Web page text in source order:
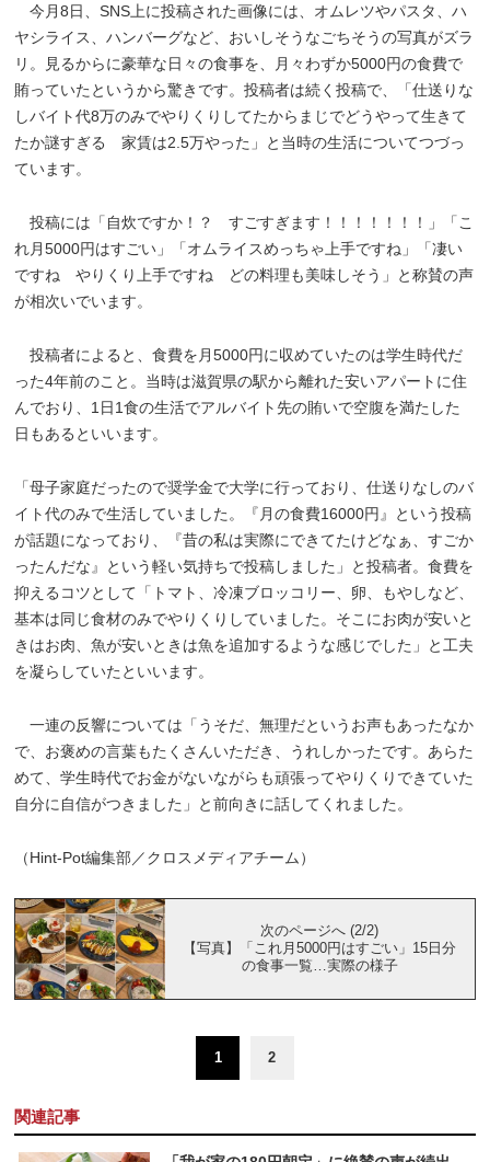
今月8日、SNS上に投稿された画像には、オムレツやパスタ、ハ
ヤシライス、ハンバーグなど、おいしそうなごちそうの写真がズラ
リ。見るからに豪華な日々の食事を、月々わずか5000円の食費で
賄っていたというから驚きです。投稿者は続く投稿で、「仕送りな
しバイト代8万のみでやりくりしてたからまじでどうやって生きて
たか謎すぎる 家賃は2.5万やった」と当時の生活についてつづっ
ています。
投稿には「自炊ですか！？ すごすぎます！！！！！！！」「こ
れ月5000円はすごい」「オムライスめっちゃ上手ですね」「凄い
ですね やりくり上手ですね どの料理も美味しそう」と称賛の声
が相次いでいます。
投稿者によると、食費を月5000円に収めていたのは学生時代だ
った4年前のこと。当時は滋賀県の駅から離れた安いアパートに住
んでおり、1日1食の生活でアルバイト先の賄いで空腹を満たした
日もあるといいます。
「母子家庭だったので奨学金で大学に行っており、仕送りなしのバ
イト代のみで生活していました。『月の食費16000円』という投稿
が話題になっており、『昔の私は実際にできてたけどなぁ、すごか
ったんだな』という軽い気持ちで投稿しました」と投稿者。食費を
抑えるコツとして「トマト、冷凍ブロッコリー、卵、もやしなど、
基本は同じ食材のみでやりくりしていました。そこにお肉が安いと
きはお肉、魚が安いときは魚を追加するような感じでした」と工夫
を凝らしていたといいます。
一連の反響については「うそだ、無理だというお声もあったなか
で、お褒めの言葉もたくさんいただき、うれしかったです。あらた
めて、学生時代でお金がないながらも頑張ってやりくりできていた
自分に自信がつきました」と前向きに話してくれました。
（Hint-Pot編集部／クロスメディアチーム）
次のページへ (2/2)
【写真】「これ月5000円はすごい」15日分
の食事一覧…実際の様子
1 2
関連記事